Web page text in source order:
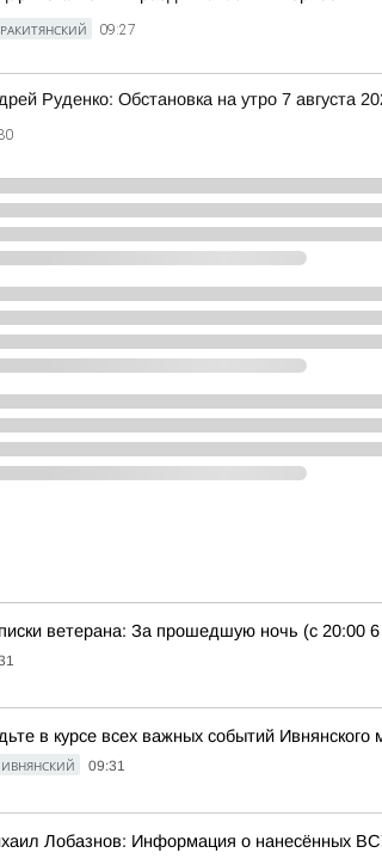
РАКИТЯНСКИЙ 09:27
Руденко: Обстановка на утро 7 августа
ветерана: За прошедшую ночь (с 20:00 6
в курсе всех важных событий Ивнянского
ИВНЯНСКИЙ 09:31
Лобазнов: Информация о нанесённых